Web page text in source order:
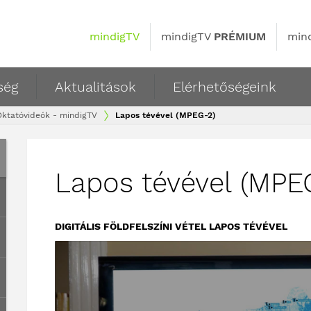
mindigTV mindigTV PRÉMIUM
Aktualitások Elérhetőségeink
- mindigTV Lapos tévével (MPEG-2)
Lapos tévével
DIGITÁLIS FÖLDFELSZÍNI VÉTEL LAPOS TÉVÉVEL